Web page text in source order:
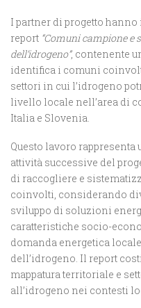
I partner di progetto
report “Comuni campione e
dell’idrogeno”, contenente
identifica i comuni
settori in cui l’idrogeno
livello locale nell’area di
Italia e Slovenia.
Questo lavoro rappresenta
attività successive del
di raccogliere e
coinvolti, considerando
sviluppo di soluzioni
caratteristiche socio-
domanda energetica
dell’idrogeno. Il report
mappatura territoriale e
all’idrogeno nei contesti